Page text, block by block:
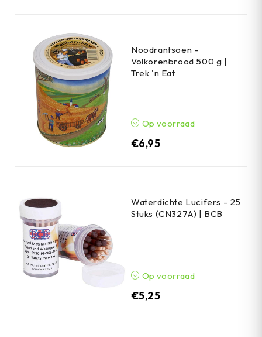
Noodrantsoen -
Volkorenbrood 500 g |
Trek 'n Eat
Op voorraad
€6,95
Waterdichte Lucifers - 25
Stuks (CN327A) | BCB
Op voorraad
€5,25